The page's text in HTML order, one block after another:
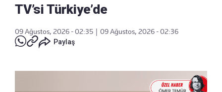
TV’si Türkiye’de
09 Ağustos, 2026 - 02:35
09 Ağustos, 2026 - 02:36
Paylaş